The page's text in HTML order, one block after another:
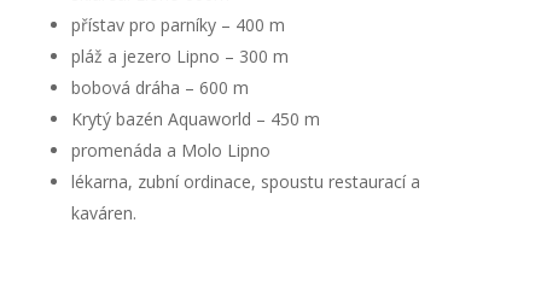
přístav pro parníky – 400 m
pláž a jezero Lipno – 300 m
bobová dráha – 600 m
Krytý bazén Aquaworld – 450 m
promenáda a Molo Lipno
lékarna, zubní ordinace, spoustu restaurací a
kaváren.